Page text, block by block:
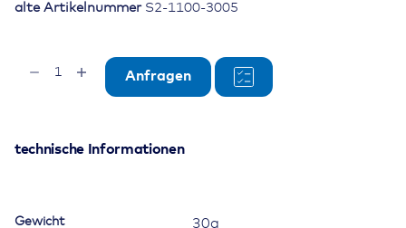
alte Artikelnummer S2-1100-3005
beleuchtet
Anfragen
technische Informationen
Gewicht 30g